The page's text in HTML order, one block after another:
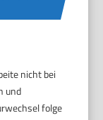
nicht bei
und
folge